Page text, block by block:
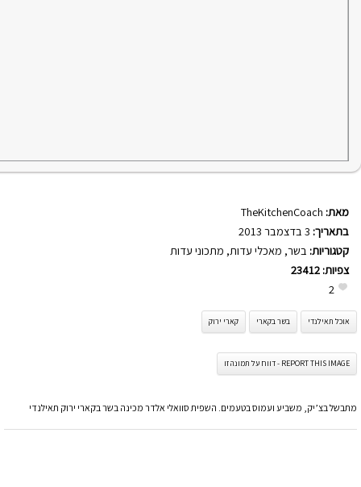
מאת: TheKitchenCoach
בתאריך:
קטגוריות: בשר, מאכלי עדות, מתכוני עדות
צפיות: 23412
2
אוכל תאילנדי בשר בקארי קארי ירוק
REPORT THIS IMAGE - דווח על תמונה זו
מתבשל בצ’יק, משביע ועמוס בטעמים. השפית סוואלי אלדר מכינה בשר בקארי ירוק תאילנדי